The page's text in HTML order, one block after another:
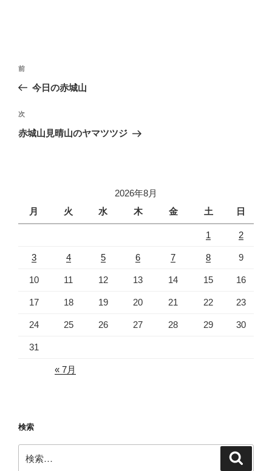
投
ビ
ゲ
前
の
稿
前
今日の赤城山
次
の
次
赤城山見晴山のヤマツツジ
2026年8月
月
火 水 木 金 土 日
1 2
3 4 5 6 7 8 9
10 11 12 13 14 15 16
17 18 19 20 21 22 23
24 25 26 27 28 29 30
31
« 7月
検索
索: